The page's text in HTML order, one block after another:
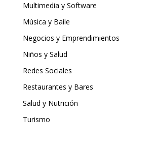
Multimedia y Software
Música y Baile
Negocios y Emprendimientos
Niños y Salud
Redes Sociales
Restaurantes y Bares
Salud y Nutrición
Turismo